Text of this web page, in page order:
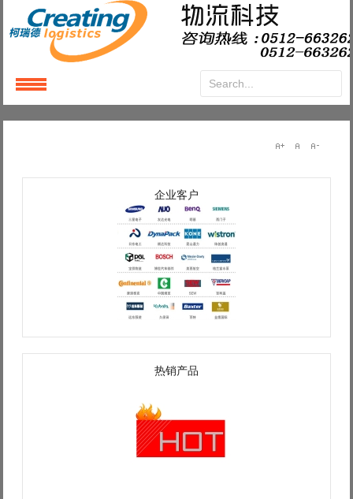
企业客户
热销产品
LoginorRegister